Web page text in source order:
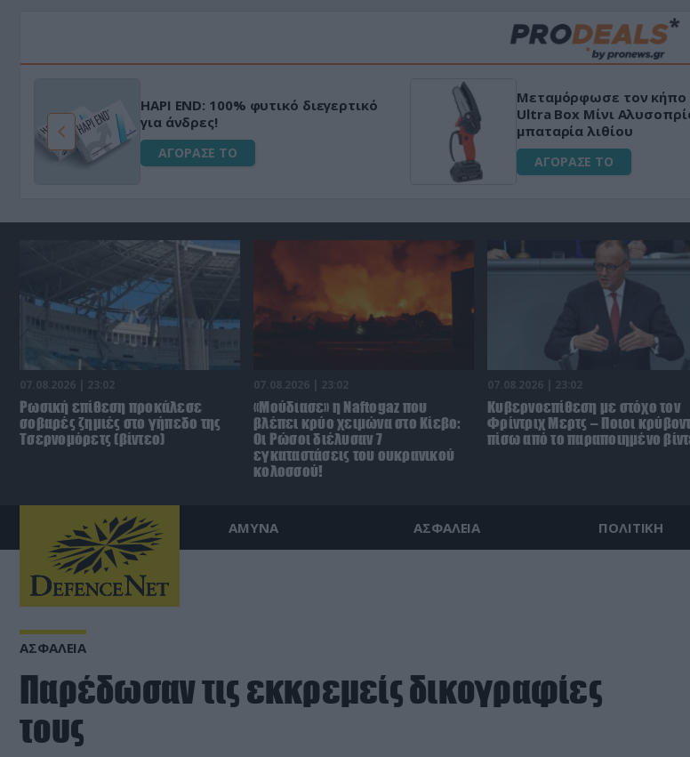
Μεταμόρφωσε τον κήπο σου με το
Ultra Box Μίνι Αλυσοπρίονο με
μπαταρία λιθίου
ΑΓΟΡΑΣΕ ΤΟ
«Μαγική» φόρμουλα
για αύξηση της λίμπιντο
ΑΓΟΡΑΣΕ ΤΟ
07.08.2026 | 23:02
Ρωσική επίθεση προκάλεσε
σοβαρές ζημιές στο γήπεδο της
Τσερνομόρετς (βίντεο)
07.08.2026 | 23:02
«Μούδιασε» η Naftogaz που
βλέπει κρύο χειμώνα στο Κίεβο:
Οι Ρώσοι διέλυσαν 7
εγκαταστάσεις του ουκρανικού
κολοσσού!
07.08.2026 | 23:02
Κυβερνοεπίθεση με στόχο τον
Φρίντριχ Μερτς – Ποιοι
πίσω από το παραποιημένο
ΑΜΥΝΑ ΑΣΦΑΛΕΙΑ ΠΟΛΙΤΙΚΗ
ΑΣΦΑΛΕΙΑ
Παρέδωσαν τις εκκρεμείς δικογραφίες
τους